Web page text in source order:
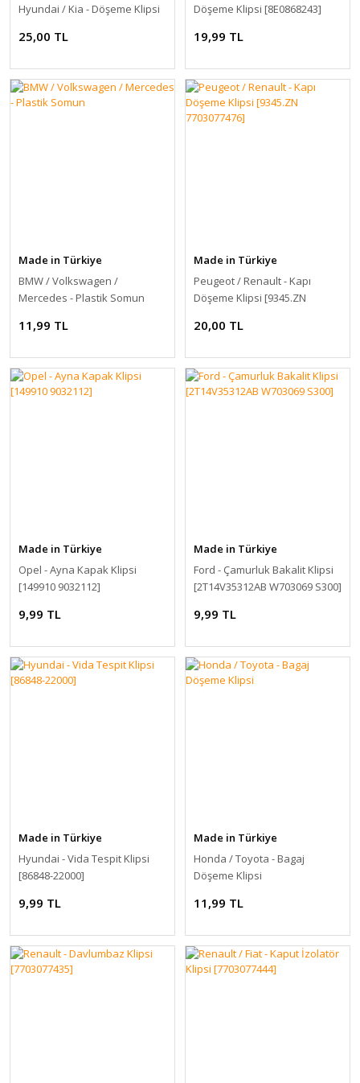
Hyundai / Kia - Döşeme Klipsi
3981081]
25,00 TL
Döşeme Klipsi [8E0868243]
19,99 TL
Made in Türkiye
BMW / Volkswagen /
Mercedes - Plastik Somun
11,99 TL
Made in Türkiye
Peugeot / Renault - Kapı
Döşeme Klipsi [9345.ZN
20,00 TL
Made in Türkiye
Opel - Ayna Kapak Klipsi
[149910 9032112]
9,99 TL
Made in Türkiye
Ford - Çamurluk Bakalit Klipsi
[2T14V35312AB W703069 S300]
9,99 TL
Made in Türkiye
Hyundai - Vida Tespit Klipsi
[86848-22000]
9,99 TL
Made in Türkiye
Honda / Toyota - Bagaj
Döşeme Klipsi
11,99 TL